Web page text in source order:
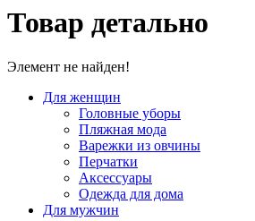
Товар детально
Элемент не найден!
Для женщин
Головные уборы
Пляжная мода
Варежки из овчины
Перчатки
Аксессуары
Одежда для дома
Для мужчин